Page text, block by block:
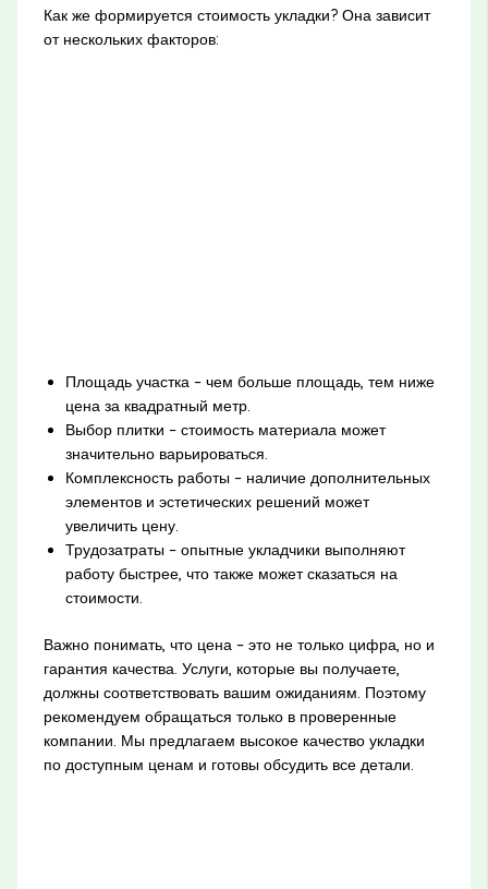
Как же формируется стоимость укладки? Она зависит
от нескольких факторов:
Площадь участка – чем больше площадь, тем ниже
цена за квадратный метр.
Выбор плитки – стоимость материала может
значительно варьироваться.
Комплексность работы – наличие дополнительных
элементов и эстетических решений может
увеличить цену.
Трудозатраты – опытные укладчики выполняют
работу быстрее, что также может сказаться на
стоимости.
Важно понимать, что цена – это не только цифра, но и
гарантия качества. Услуги, которые вы получаете,
должны соответствовать вашим ожиданиям. Поэтому
рекомендуем обращаться только в проверенные
компании. Мы предлагаем высокое качество укладки
по доступным ценам и готовы обсудить все детали.